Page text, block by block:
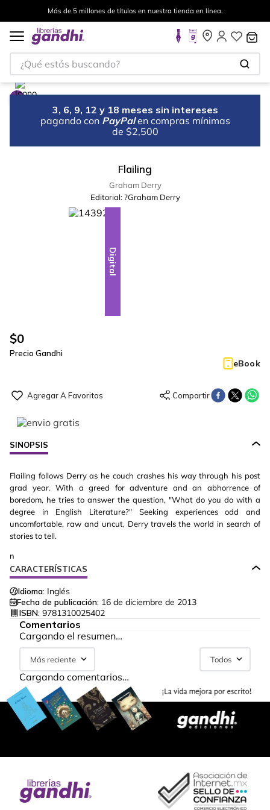
Más de 5 millones de títulos en nuestra tienda en línea.
¿Qué estás buscando?
3, 6, 9, 12 y 18 meses sin intereses
pagando con PayPal en compras mínimas
de $2,500
Flailing
Graham Derry
Editorial: ?Graham Derry
Digital
$0
Precio Gandhi
eBook
SINOPSIS
Flailing follows Derry as he couch crashes his way through his post
grad year. With a greed for adventure and an abhorrence of
boredom, he tries to answer the question, "What do you do with a
degree in English Literature?" Seeking experiences odd and
uncomfortable, raw and uncut, Derry travels the world in search of
stories to tell.
n
CARACTERÍSTICAS
Idioma: Inglés
Fecha de publicación: 16 de diciembre de 2013
ISBN: 9781310025402
Comentarios
Cargando el resumen…
Más reciente Todos
Cargando comentarios…